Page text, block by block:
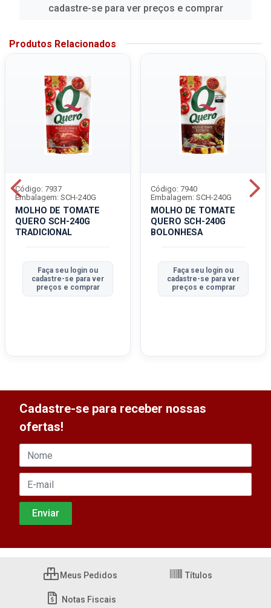
cadastre-se para ver preços e comprar
Produtos Relacionados
MOLHO DE TOMATE
QUERO SCH-240G
TRADICIONAL
Código: 7937
Embalagem: SCH-240G
Faça seu login ou
cadastre-se para ver
preços e comprar
MOLHO DE TOMATE
QUERO SCH-240G
BOLONHESA
Código: 7940
Embalagem: SCH-240G
Faça seu login ou
cadastre-se para ver
preços e comprar
Cadastre-se para receber nossas
ofertas!
Meus Pedidos Títulos
Notas Fiscais